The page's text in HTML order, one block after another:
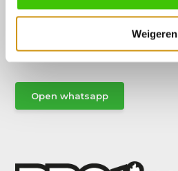
Weigeren
Hulp of advies nodig?
Vraag het een van onze specialisten!
Stuur gemakkelijk een Whatsapp.
Open whatsapp